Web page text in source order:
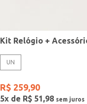
UN
R$ 259,90
5x de R$ 51,98